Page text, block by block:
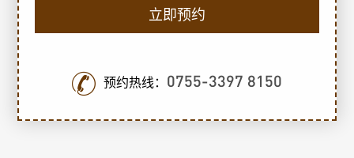
立即预约
预约热线： 0755-3397 8150